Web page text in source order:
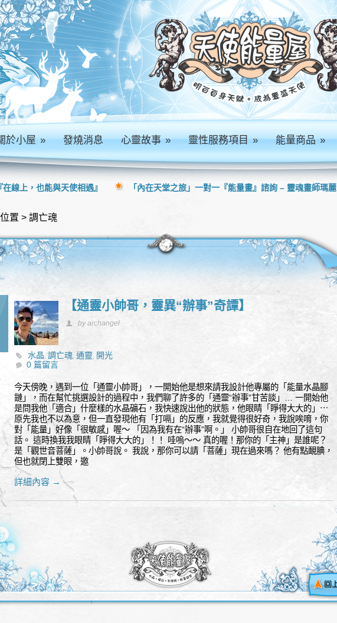
於小屋» 發燒消息 心靈故事» 靈性服務項目» 能量商品»
置 > 調亡魂
【通靈小帥哥，靈異“辦事”奇譚】
by archangel
水晶, 調亡魂, 通靈, 開光
0 篇留言
今天傍晚，遇到一位「通靈小帥哥」，一開始他是想來請我設計他專屬的「能量水晶腳
鏈」，而在幫忙挑選設計的過程中，我們聊了許多的「通靈“辦事”甘苦談」… 一開始他
是問我他「適合」什麼樣的水晶礦石，我快速說出他的狀態，他眼睛「睜得大大的」⋯
原先我也不以為意，但一直發現他有「打嗝」的反應，我就覺得很好奇，我說唉唷，你
對「能量」好像「很敏感」喔～ 「因為我有在“辦事”啊。」 小帥哥很自在地回了這句
話。 這時換我我眼睛「睜得大大的」！！ 哇嗚～～ 真的喔！那你的「主神」是誰呢？
是「觀世音菩薩」。小帥哥說。 我說，那你可以請「菩薩」現在過來嗎？ 他有點靦腆，
但也就閉上雙眼，邀
詳細內容 →
在線上，也能與天使相遇』 「內在天堂之旅」一對一『能量畫』諮詢 – 靈魂畫師瑪麗